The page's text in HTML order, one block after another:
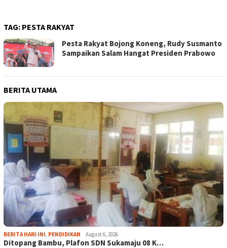
TAG: PESTA RAKYAT
Pesta Rakyat Bojong Koneng, Rudy Susmanto
Sampaikan Salam Hangat Presiden Prabowo
BERITA UTAMA
BERITA HARI INI, PENDIDIKAN August 6, 2026
Ditopang Bambu, Plafon SDN Sukamaju 08 K…